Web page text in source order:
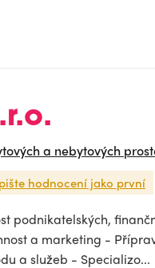
a nebytových
hodnocení jako první
podnikatelských,
a marketing -
a služeb - Specializo...